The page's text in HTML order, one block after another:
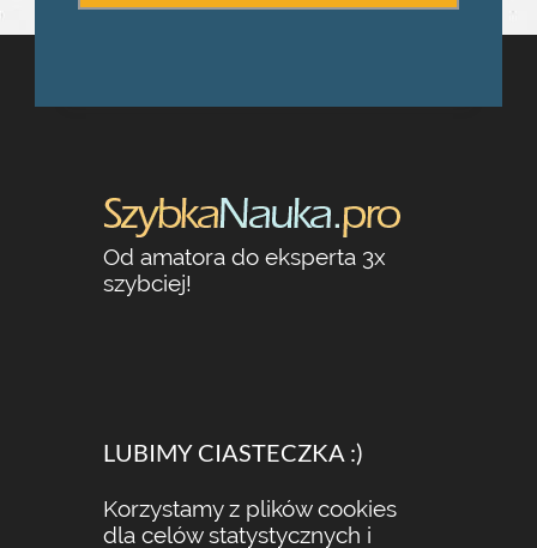
Od amatora do eksperta 3x
szybciej!
LUBIMY CIASTECZKA :)
Korzystamy z plików cookies
dla celów statystycznych i